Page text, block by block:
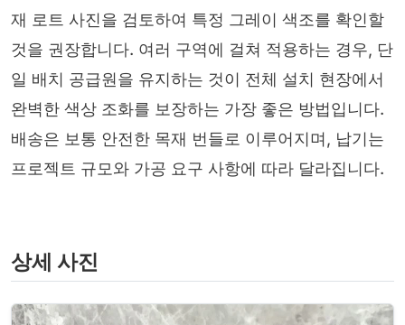
재 로트 사진을 검토하여 특정 그레이 색조를 확인할
것을 권장합니다. 여러 구역에 걸쳐 적용하는 경우, 단
일 배치 공급원을 유지하는 것이 전체 설치 현장에서
완벽한 색상 조화를 보장하는 가장 좋은 방법입니다.
배송은 보통 안전한 목재 번들로 이루어지며, 납기는
프로젝트 규모와 가공 요구 사항에 따라 달라집니다.
상세 사진